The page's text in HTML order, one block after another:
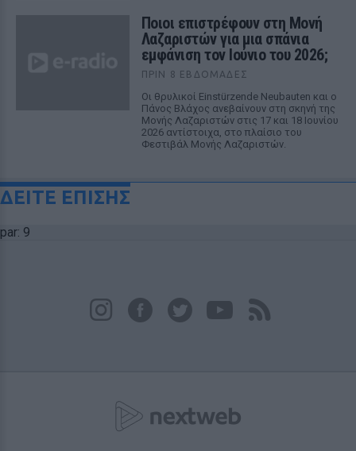
Ποιοι επιστρέφουν στη Μονή
Λαζαριστών για μια σπάνια
εμφάνιση τον Ιούνιο του 2026;
ΠΡΙΝ 8 ΕΒΔΟΜΆΔΕΣ
Οι θρυλικοί Einstürzende Neubauten και ο
Πάνος Βλάχος ανεβαίνουν στη σκηνή της
Μονής Λαζαριστών στις 17 και 18 Ιουνίου
2026 αντίστοιχα, στο πλαίσιο του
Φεστιβάλ Μονής Λαζαριστών.
ΔΕΙΤΕ ΕΠΙΣΗΣ
par: 9